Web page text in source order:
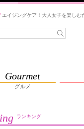
エイジングケア！大人女子を楽しむ
Gourmet
グルメ
ランキング